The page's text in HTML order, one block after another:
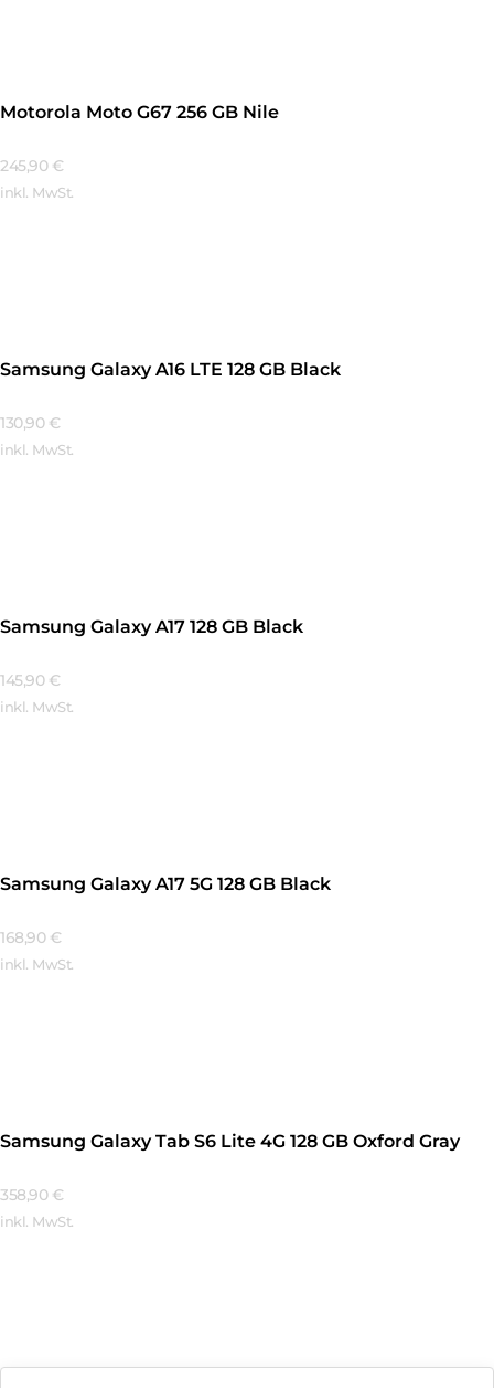
Motorola Moto G67 256 GB Nile
245,90 €
inkl. MwSt.
Samsung Galaxy A16 LTE 128 GB Black
130,90 €
inkl. MwSt.
Samsung Galaxy A17 128 GB Black
145,90 €
inkl. MwSt.
Samsung Galaxy A17 5G 128 GB Black
168,90 €
inkl. MwSt.
Samsung Galaxy Tab S6 Lite 4G 128 GB Oxford Gray
358,90 €
inkl. MwSt.